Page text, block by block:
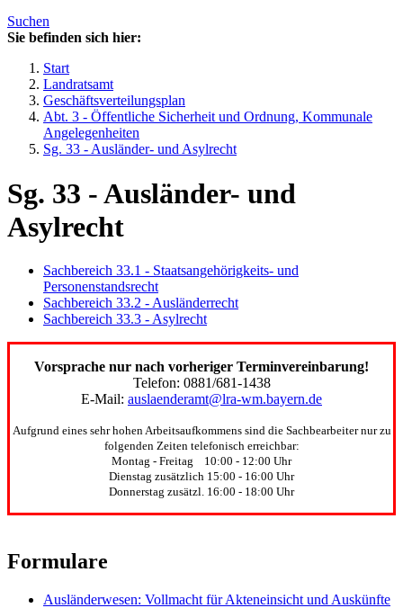
Suchen
Sie befinden sich hier:
Start
Landratsamt
Geschäftsverteilungsplan
Abt. 3 - Öffentliche Sicherheit und Ordnung, Kommunale
Angelegenheiten
Sg. 33 - Ausländer- und Asylrecht
Sg. 33 - Ausländer- und
Asylrecht
Sachbereich 33.1 - Staatsangehörigkeits- und
Personenstandsrecht
Sachbereich 33.2 - Ausländerrecht
Sachbereich 33.3 - Asylrecht
Vorsprache nur nach vorheriger Terminvereinbarung!
Telefon: 0881/681-1438
E-Mail: auslaenderamt@lra-wm.bayern.de
Aufgrund eines sehr hohen Arbeitsaufkommens sind die Sachbearbeiter nur zu
folgenden Zeiten telefonisch erreichbar:
Montag - Freitag 10:00 - 12:00 Uhr
Dienstag zusätzlich 15:00 - 16:00 Uhr
Donnerstag zusätzl. 16:00 - 18:00 Uhr
Formulare
Ausländerwesen: Vollmacht für Akteneinsicht und Auskünfte